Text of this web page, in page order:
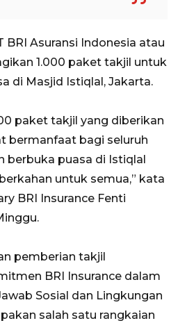
BRI Asuransi Indonesia atau
1.000 paket takjil untuk
di Masjid Istiqlal, Jakarta.
paket takjil yang diberikan
bermanfaat bagi seluruh
berbuka puasa di Istiqlal
untuk semua,” kata
BRI Insurance Fenti
pemberian takjil
BRI Insurance dalam
Sosial dan Lingkungan
salah satu rangkaian